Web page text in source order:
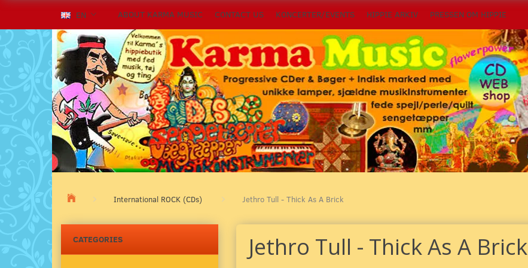
EN ABOUT KARMA MUSIC CONTACT US KONCERTER/EVENTS HIPPIE ARKIV PRESSEN OM HIPPIE
International ROCK (CDs) Jethro Tull - Thick As A Brick
CATEGORIES Jethro Tull - Thick As A Brick